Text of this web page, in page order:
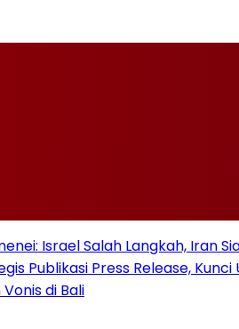
Israel Salah Langkah, Iran
Publikasi Press Release,
di Bali